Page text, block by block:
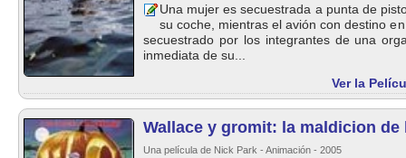
Una mujer es secuestrada a punta de
su coche, mientras el avión con destino
secuestrado por los integrantes de una
inmediata de su...
Ver la
Wallace y gromit: la maldicion de
Una película de Nick Park - Animación - 2005